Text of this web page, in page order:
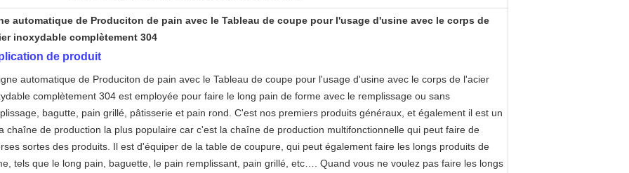
automatique de Produciton de pain avec le Tableau de coupe pour l'usage d'usine avec le corps de
inoxydable complètement 304
de produit
automatique de Produciton de pain avec le Tableau de coupe pour l'usage d'usine avec le corps de l'acier
complètement 304 est employée pour faire le long pain de forme avec le remplissage ou sans
bagutte, pain grillé, pâtisserie et pain rond. C'est nos premiers produits généraux, et également il est un
chaîne de production la plus populaire car c'est la chaîne de production multifonctionnelle qui peut faire de
sortes des produits. Il est d'équiper de la table de coupure, qui peut également faire les longs produits de
tels que le long pain, baguette, le pain remplissant, pain grillé, etc…. Quand vous ne voulez pas faire les longs